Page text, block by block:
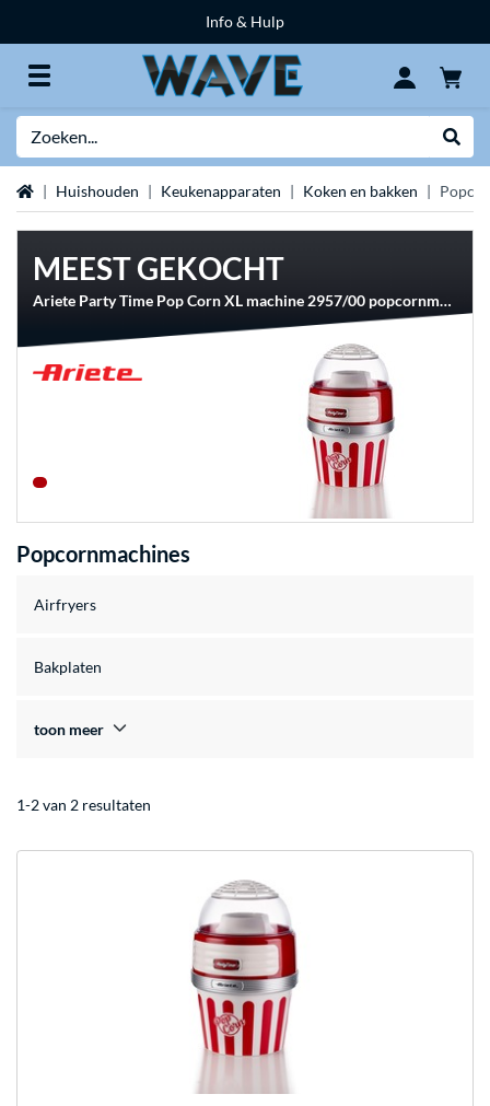
Info & Hulp
Home Huishouden Keukenapparaten Koken en bakken
MEEST GEKOCHT
Ariete Party Time Pop Corn XL machine 2957/00 popcornmaker
Popcornmachines
Airfryers
Bakplaten
toon meer
1-2 van 2 resultaten